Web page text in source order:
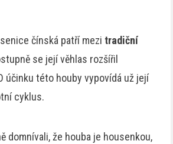
čínská patří mezi tradiční
se její věhlas rozšířil
účinku této houby vypovídá už její
cyklus.
domnívali, že houba je housenkou,